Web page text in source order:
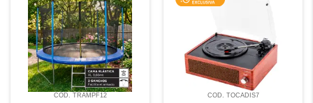
COD. TRAMPF12 COD. TOCADIS7